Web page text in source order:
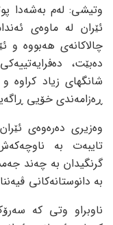
وتیشی: لەم بەشەدا
ئێران لە ماوەی
چالاکانەی هەبووە و
دەبێت،
شانگهای زیاد
ڕەزامەندی خۆیی
وەزیری دەرەوەی
تایبەت بە
گرنگیدان بە چەند
بە دانوستانەکانی
ناوبراو وتی کە